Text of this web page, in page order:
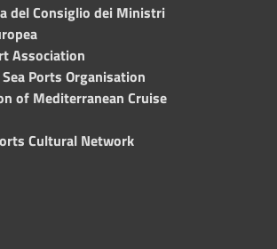
del Consiglio dei Ministri
Association
Ports Organisation
of Mediterranean Cruise
Cultural Network